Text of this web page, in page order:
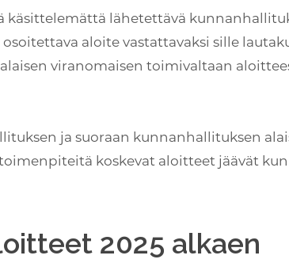
käsittelemättä lähetettävä
aloite vastattavaksi sille
viranomaisen toimivaltaan
ja suoraan kunnanhallituksen
koskevat aloitteet jäävät
2025 alkaen